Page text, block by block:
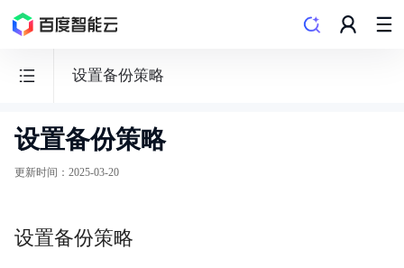
设置备份策略
向
量
库
设置备份策略
更新时间 ： 2025-03-20
设置备份策略